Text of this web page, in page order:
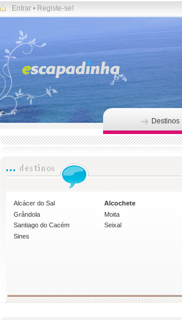
Entrar • Registe-se!
Destinos
Alcácer do Sal Alcochete
Grândola
Moita
Santiago do Cacém
Seixal
Sines